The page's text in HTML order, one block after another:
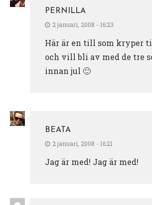
PERNILLA
2 januari, 2008 - 16:23
Här är en till som kryper
och vill bli av med de tre
innan jul 🙂
BEATA
2 januari, 2008 - 16:21
Jag är med! Jag är med!